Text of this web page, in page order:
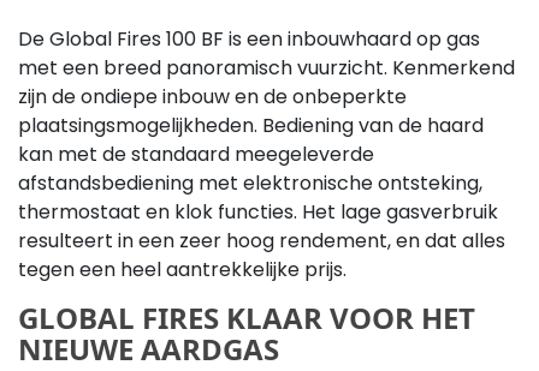
De Global Fires 100 BF is een inbouwhaard op gas
met een breed panoramisch vuurzicht. Kenmerkend
zijn de ondiepe inbouw en de onbeperkte
plaatsingsmogelijkheden. Bediening van de haard
kan met de standaard meegeleverde
afstandsbediening met elektronische ontsteking,
thermostaat en klok functies. Het lage gasverbruik
resulteert in een zeer hoog rendement, en dat alles
tegen een heel aantrekkelijke prijs.
GLOBAL FIRES KLAAR VOOR HET
NIEUWE AARDGAS